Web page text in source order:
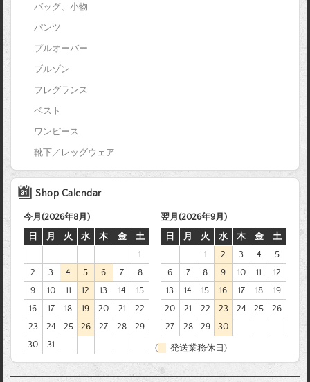
バッグ、小物
パンツ
プルオーバー
ブルゾン
フレグランス
ベスト
ワンピース
靴下／レッグウェア
Shop Calendar
今月(2026年8月)
日
月 火 水 木 金
土
1
2
3 4 5 6 7
8
9
10 11 12 13 14
15
16
17 18 19 20 21
22
23
24 25 26 27 28
29
30
31
翌月(2026年9月)
日
月 火 水 木 金
土
1
2 3 4
5
6
7 8 9 10 11
12
13
14 15 16 17 18
19
20
21 22 23 24 25
26
27
28 29 30
( 発送業務休日)